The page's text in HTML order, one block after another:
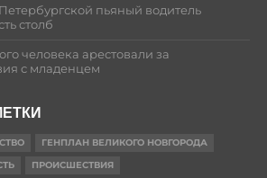
пьяный водитель
столб
человека арестовали за
с младенцем
ГЕНПЛАН ВЕЛИКОГО НОВГОРОДА
ПРОИСШЕСТВИЯ